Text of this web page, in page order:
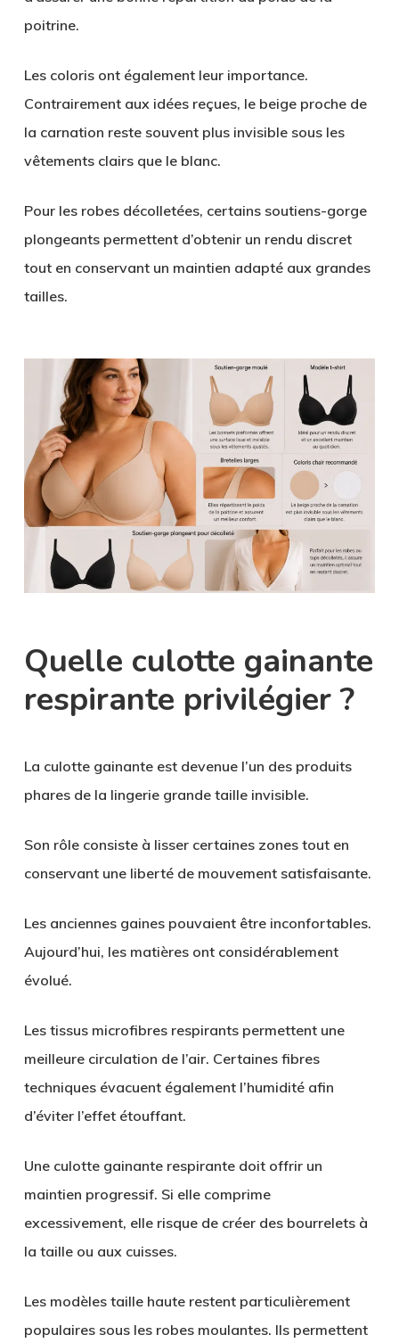
poitrine.
Les coloris ont également leur importance.
Contrairement aux idées reçues, le beige proche de
la carnation reste souvent plus invisible sous les
vêtements clairs que le blanc.
Pour les robes décolletées, certains soutiens-gorge
plongeants permettent d’obtenir un rendu discret
tout en conservant un maintien adapté aux grandes
tailles.
Quelle culotte gainante
respirante privilégier ?
La culotte gainante est devenue l’un des produits
phares de la lingerie grande taille invisible.
Son rôle consiste à lisser certaines zones tout en
conservant une liberté de mouvement satisfaisante.
Les anciennes gaines pouvaient être inconfortables.
Aujourd’hui, les matières ont considérablement
évolué.
Les tissus microfibres respirants permettent une
meilleure circulation de l’air. Certaines fibres
techniques évacuent également l’humidité afin
d’éviter l’effet étouffant.
Une culotte gainante respirante doit offrir un
maintien progressif. Si elle comprime
excessivement, elle risque de créer des bourrelets à
la taille ou aux cuisses.
Les modèles taille haute restent particulièrement
populaires sous les robes moulantes. Ils permettent